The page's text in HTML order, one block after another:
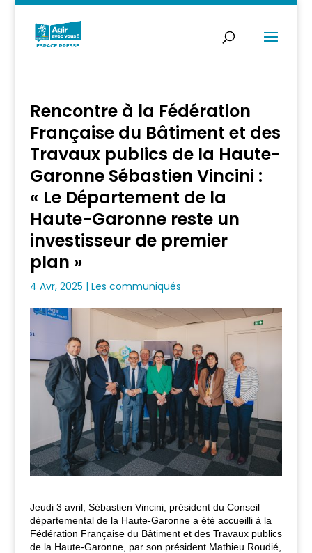
Rencontre à la Fédération
Française du Bâtiment et des
Travaux publics de la Haute-
Garonne Sébastien Vincini :
« Le Département de la
Haute-Garonne reste un
investisseur de premier
plan »
4 Avr, 2025 | Les communiqués
Jeudi 3 avril, Sébastien Vincini, président du Conseil
départemental de la Haute-Garonne a été accueilli à la
Fédération Française du Bâtiment et des Travaux publics
de la Haute-Garonne, par son président Mathieu Roudié,